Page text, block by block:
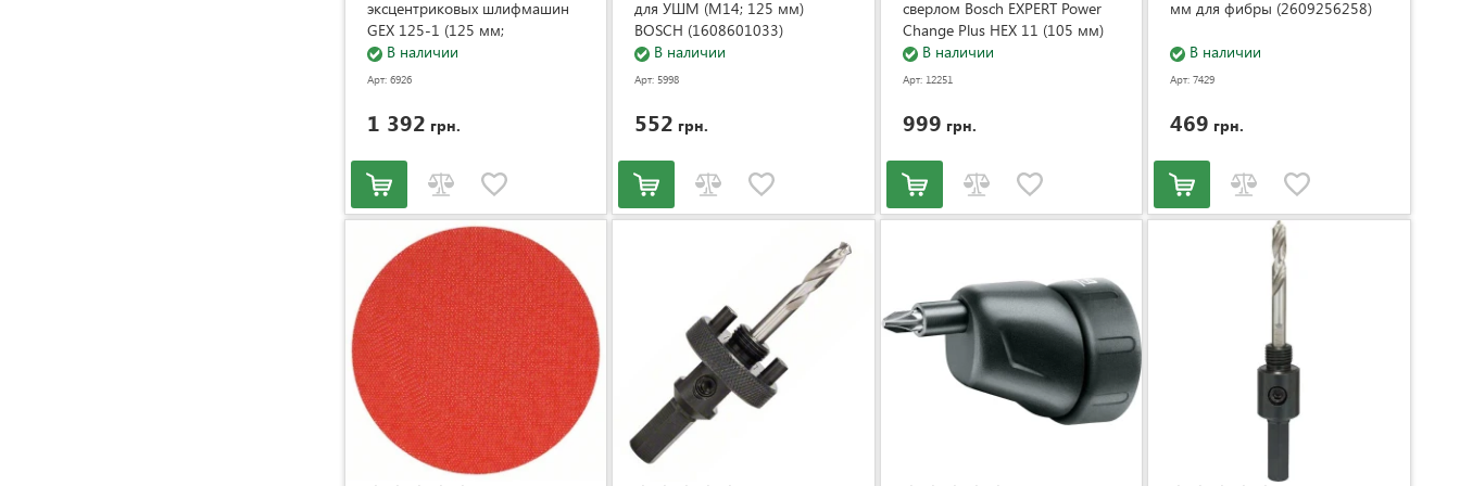
эксцентриковых шлифмашин
GEX 125-1 (125 мм;
сверхмягкая) Bosch
(2608000351)
В наличии
Арт: 6926
1 392 грн.
для УШМ (М14; 125 мм)
BOSCH (1608601033)
В наличии
Арт: 5998
552 грн.
сверлом Bosch EXPERT Power
Change Plus HEX 11 (105 мм)
(2608900527)
В наличии
Арт: 12251
999 грн.
мм для фибры (2609256258)
В наличии
Арт: 7429
469 грн.